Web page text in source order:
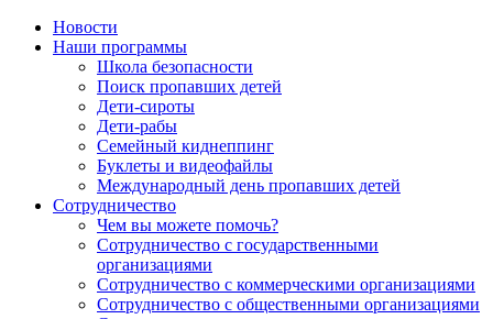
Новости
Наши программы
Школа безопасности
Поиск пропавших детей
Дети-сироты
Дети-рабы
Семейный киднеппинг
Буклеты и видеофайлы
Международный день пропавших детей
Сотрудничество
Чем вы можете помочь?
Сотрудничество с государственными
организациями
Сотрудничество с коммерческими организациями
Сотрудничество с общественными организациями